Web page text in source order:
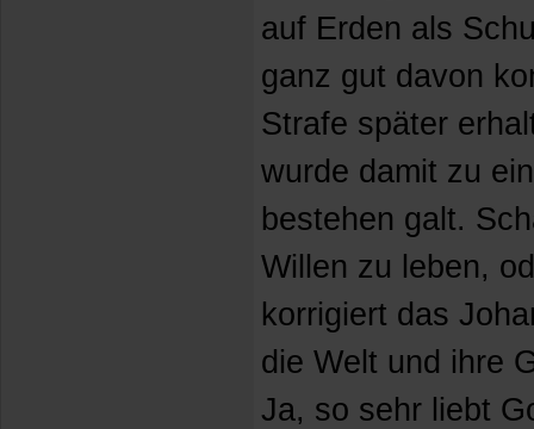
auf Erden als
ganz gut davon
Strafe später
wurde damit zu
bestehen galt.
Willen zu leben,
korrigiert das
die Welt und ihre
Ja, so sehr liebt